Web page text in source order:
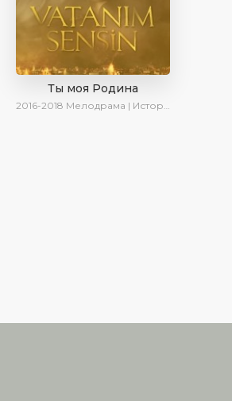
Ты моя Родина
2016-2018 Мелодрама | Исторический | Военный | Turok1990